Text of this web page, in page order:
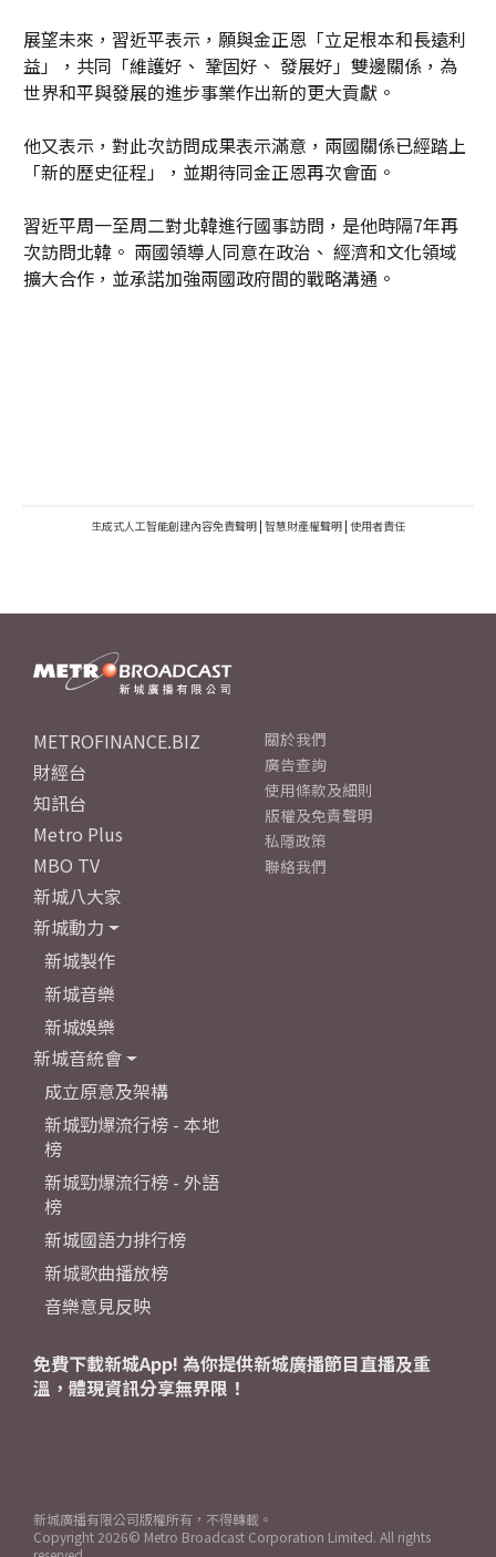
展望未來，習近平表示，願與金正恩「立足根本和長遠利
益」，共同「維護好、 鞏固好、 發展好」雙邊關係，為
世界和平與發展的進步事業作出新的更大貢獻。
他又表示，對此次訪問成果表示滿意，兩國關係已經踏上
「新的歷史征程」，並期待同金正恩再次會面。
習近平周一至周二對北韓進行國事訪問，是他時隔7年再
次訪問北韓。 兩國領導人同意在政治、 經濟和文化領域
擴大合作，並承諾加強兩國政府間的戰略溝通。
生成式人工智能創建內容免責聲明 | 智慧財產權聲明 | 使用者責任
METROFINANCE.BIZ
財經台
知訊台
Metro Plus
MBO TV
新城八大家
新城動力
新城製作
新城音樂
新城娛樂
新城音統會
成立原意及架構
新城勁爆流行榜 - 本地
榜
新城勁爆流行榜 - 外語
榜
新城國語力排行榜
新城歌曲播放榜
音樂意見反映
關於我們
廣告查詢
使用條款及細則
版權及免責聲明
私隱政策
聯絡我們
免費下載新城App! 為你提供新城廣播節目直播及重
溫，體現資訊分享無界限！
新城廣播有限公司版權所有，不得轉載。
Copyright 2026© Metro Broadcast Corporation Limited. All rights